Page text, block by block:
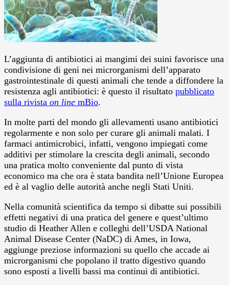
L’aggiunta di antibiotici ai mangimi dei suini favorisce una
condivisione di geni nei microrganismi dell’apparato
gastrointestinale di questi animali che tende a diffondere la
resistenza agli antibiotici: è questo il risultato pubblicato
sulla rivista on line mBio.
In molte parti del mondo gli allevamenti usano antibiotici
regolarmente e non solo per curare gli animali malati. I
farmaci antimicrobici, infatti, vengono impiegati come
additivi per stimolare la crescita degli animali, secondo
una pratica molto conveniente dal punto di vista
economico ma che ora è stata bandita nell’Unione Europea
ed è al vaglio delle autorità anche negli Stati Uniti.
Nella comunità scientifica da tempo si dibatte sui possibili
effetti negativi di una pratica del genere e quest’ultimo
studio di Heather Allen e colleghi dell’USDA National
Animal Disease Center (NaDC) di Ames, in Iowa,
aggiunge preziose informazioni su quello che accade ai
microrganismi che popolano il tratto digestivo quando
sono esposti a livelli bassi ma continui di antibiotici.